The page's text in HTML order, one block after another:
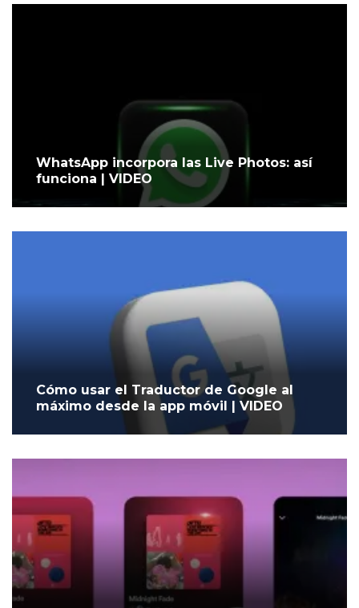
WhatsApp incorpora las Live Photos: así
funciona | VIDEO
Cómo usar el Traductor de Google al
máximo desde la app móvil | VIDEO